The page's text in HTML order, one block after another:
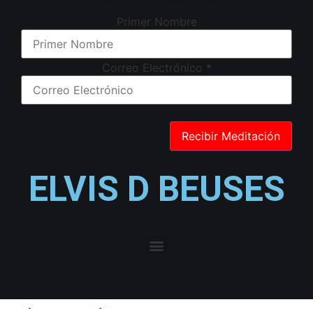
Primer Nombre
Correo Electrónico *
ELVIS D BEUSES